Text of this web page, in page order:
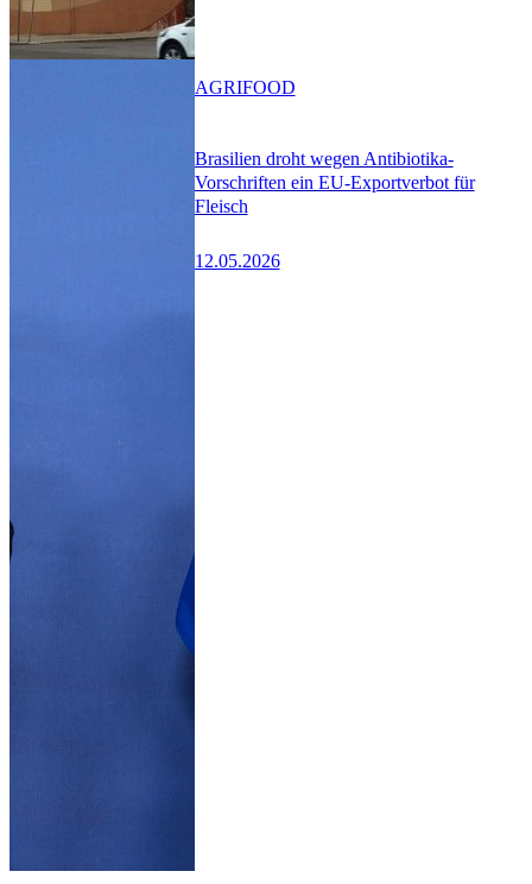
Brasilien droht wegen Antibiotika-
Vorschriften ein EU-Exportverbot für
Fleisch
12.05.2026
AGRIFOOD